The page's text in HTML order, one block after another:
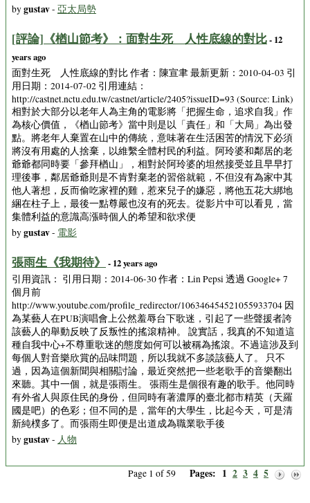
bygustav- 亞太局勢
[評論]《楢山節考》：面對生死 人性底線的對比- 12
years ago
面對生死 人性底線的對比 作者：陳宣聿 最新更新：2010-04-03 引
用日期：2014-07-02 引用連結：
http://castnet.nctu.edu.tw/castnet/article/2405?issueID=93 (Source: Link)
相對於大部分以老年人為主角的電影將「把握生命，追求自我」作
為核心價值，《楢山節考》當中則是以「責任」和「大局」為出發
點。將老年人棄置在山中的傳統，意味著在生活困苦的情況下必須
將沒有用處的人捨棄，以維繫全體村民的利益。阿玲婆和鄰居的老
爺爺都同時要「參拜楢山」，相對於阿玲婆的坦然接受並且早早打
理後事，鄰居爺爺則是不肯對棄老的習俗就範，不但沒有為家中其
他人著想，反而偷吃家裡的雞，惹來兒子的嫌惡，將他五花大綁地
綑在柱子上，最後一點尊嚴也沒有的死去。從影片中可以看見，當
集體利益的意識高漲時個人的希望和欲求便
bygustav- 電影
張雨生《我期待》
- 12 years ago
引用資訊： 引用日期：2014-06-30 作者：Lin Pepsi 透過 Google+ 7
個月前
http://www.youtube.com/profile_redirector/106346454521055933704 因
為某藝人在PUB演唱會上公然羞辱台下歌迷，引起了一些聲援者誇
該藝人的舉動反映了反叛性的搖滾精神。 說實話，我真的不知道這
種自我中心+不尊重歌迷的態度如何可以被稱為搖滾。不過這涉及到
每個人對音樂欣賞的品味問題，所以我就不多談該藝人了。 只不
過，因為這個新聞與相關討論，最近突然把一些老歌手的音樂翻出
來聽。其中一個，就是張雨生。 張雨生是個很有趣的歌手。他同時
有外省人與原住民的身份，但同時有著濃厚的臺北都市精英（天羅
國是吧）的色彩；但不同的是，當年的大學生，比起今天，可是清
新純樸多了。而張雨生即便是出道成為職業歌手後
bygustav- 人物
Page 1 of 59 Pages: 1 2 3 4 5